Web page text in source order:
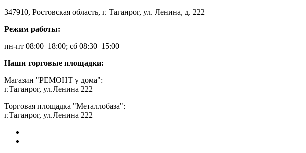
347910, Ростовская область, г. Таганрог, ул. Ленина, д. 222
Режим работы:
пн-пт 08:00–18:00; сб 08:30–15:00
Наши торговые площадки:
Магазин "РЕМОНТ у дома":
г.Таганрог, ул.Ленина 222
Торговая площадка "Металлобаза":
г.Таганрог, ул.Ленина 222